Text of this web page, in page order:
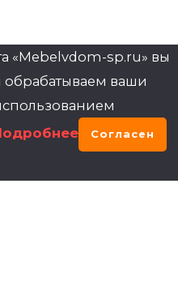
«Mebelvdom-sp.ru» вы
обрабатываем ваши
Согласен